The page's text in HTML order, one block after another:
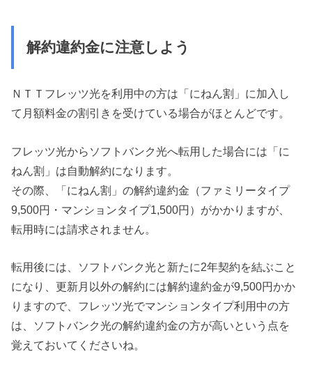
解約違約金に注意しよう
ＮＴＴフレッツ光を利用中の方は「にねん割」に加入し
て月額料金の割引きを受けている場合がほとんどです。
フレッツ光からソフトバンク光へ転用した場合には「に
ねん割」は自動解約になります。
その際、「にねん割」の解約違約金（ファミリータイプ
9,500円・マンションタイプ1,500円）がかかりますが、
転用時には請求されません。
転用後には、ソフトバンク光と新たに2年契約を結ぶこと
になり、更新月以外の解約には解約違約金が9,500円かか
りますので、フレッツ光でマンションタイプ利用中の方
は、ソフトバンク光の解約違約金の方が高いという点を
覚えておいてくださいね。